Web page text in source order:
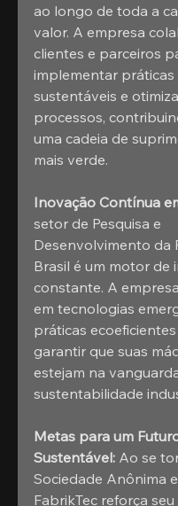
ao longo de toda a
valor. A empresa
clientes e parceiros
implementar práticas
sustentáveis e
processos,
uma cadeia de
mais verde.
Inovação Contínua
setor de Pesquisa e
Desenvolvimento da
Brasil é um motor de
constante. A
em tecnologias
práticas
garantir que suas
estejam na
sustentabilidade
Metas para um
Sustentável: Ao se
Sociedade Anônima
FabrikTec reforça seu